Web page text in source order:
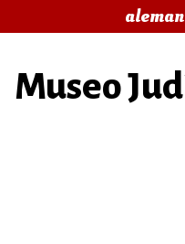
al
Museo